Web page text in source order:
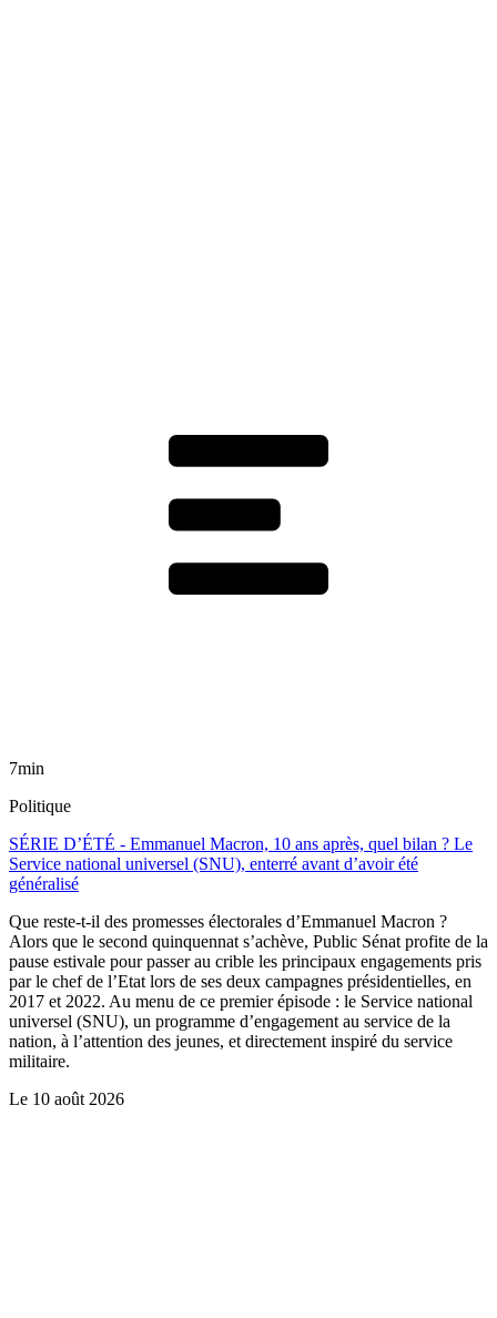
7min
Politique
SÉRIE D’ÉTÉ - Emmanuel Macron, 10 ans après, quel bilan ? Le
Service national universel (SNU), enterré avant d’avoir été
généralisé
Que reste-t-il des promesses électorales d’Emmanuel Macron ?
Alors que le second quinquennat s’achève, Public Sénat profite de la
pause estivale pour passer au crible les principaux engagements pris
par le chef de l’Etat lors de ses deux campagnes présidentielles, en
2017 et 2022. Au menu de ce premier épisode : le Service national
universel (SNU), un programme d’engagement au service de la
nation, à l’attention des jeunes, et directement inspiré du service
militaire.
Le 10 août 2026